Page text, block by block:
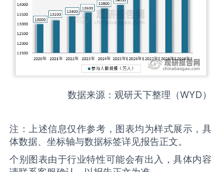
数据来源：观研天下整理（WYD）
注：上述信息仅作参考，图表均为样式展示，具
体数据、坐标轴与数据标签详见报告正文。
个别图表由于行业特性可能会有出入，具体内容